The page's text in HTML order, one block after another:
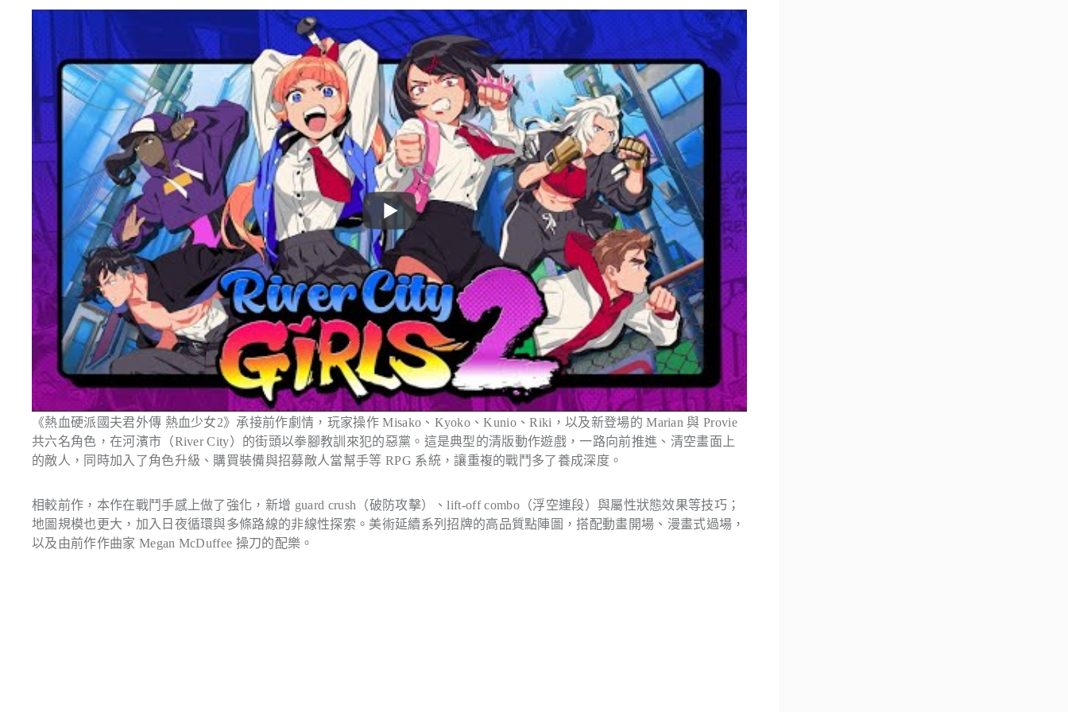
《熱血硬派國夫君外傳 熱血少女2》承接前作劇情，玩家操作 Misako、Kyoko、Kunio、Riki，以及新登場的 Marian 與 Provie
共六名角色，在河濱市（River City）的街頭以拳腳教訓來犯的惡黨。這是典型的清版動作遊戲，一路向前推進、清空畫面上
的敵人，同時加入了角色升級、購買裝備與招募敵人當幫手等 RPG 系統，讓重複的戰鬥多了養成深度。
相較前作，本作在戰鬥手感上做了強化，新增 guard crush（破防攻擊）、lift-off combo（浮空連段）與屬性狀態效果等技巧；
地圖規模也更大，加入日夜循環與多條路線的非線性探索。美術延續系列招牌的高品質點陣圖，搭配動畫開場、漫畫式過場，
以及由前作作曲家 Megan McDuffee 操刀的配樂。